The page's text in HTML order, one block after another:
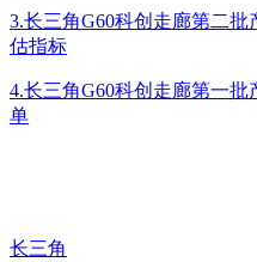
3.长三角G60科创走廊第二
估指标
4.长三角G60科创走廊第一
单
长三角